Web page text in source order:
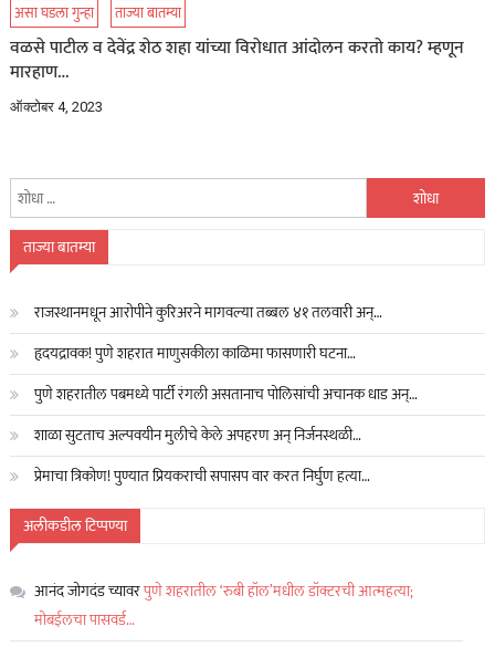
असा घडला गुन्हा ताज्या बातम्या
वळसे पाटील व देवेंद्र शेठ शहा यांच्या विरोधात आंदोलन करतो काय? म्हणून
मारहाण…
ऑक्टोबर 4, 2023
शोध
ताज्या बातम्या
राजस्थानमधून आरोपीने कुरिअरने मागवल्या तब्बल ४१ तलवारी अन्…
हृदयद्रावक! पुणे शहरात माणुसकीला काळिमा फासणारी घटना…
पुणे शहरातील पबमध्ये पार्टी रंगली असतानाच पोलिसांची अचानक धाड अन्…
शाळा सुटताच अल्पवयीन मुलीचे केले अपहरण अन् निर्जनस्थळी…
प्रेमाचा त्रिकोण! पुण्यात प्रियकराची सपासप वार करत निर्घुण हत्या…
अलीकडील टिप्पण्या
आनंद जोगदंडच्यावरपुणे शहरातील ‘रुबी हॉल’मधील डॉक्टरची आत्महत्या;
मोबईलचा पासवर्ड…